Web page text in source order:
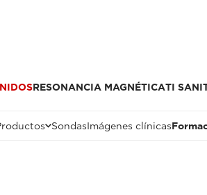
RESONANCIA MAGNÉTICATI
SondasImágenes clínicas